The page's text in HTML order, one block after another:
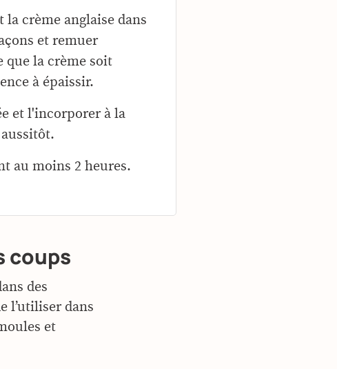
crème anglaise dans
et remuer
que la crème soit
à épaissir.
et l'incorporer à la
au moins 2 heures.
coups
des
l’utiliser dans
et